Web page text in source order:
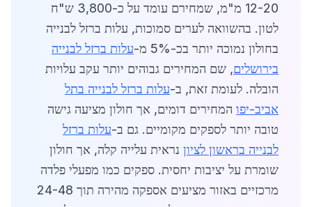
12-20 מ"מ, שמחירם עומד על כ-3,800 ש"ח
לטון. בהשוואה לערים סמוכות, עלות ברזל לבנייה
בחולון נמוכה יותר בכ-5% מ-
עלות ברזל לבנייה
בירושלים, שם המחירים גבוהים יותר עקב עלויות
הובלה. לעומת זאת, ב-עלות ברזל לבנייה בתל
אביב-יפו המחירים דומים, אך חולון מציעה גישה
טובה יותר לספקים מקומיים. גם ב-עלות ברזל
לבנייה בראשון לציון נראית עלייה קלה, אך חולון
שומרת על יציבות יחסית. ספקים כמו מפעלי פלדה
מרכזיים באזור מציעים אספקה מהירה תוך 24-48